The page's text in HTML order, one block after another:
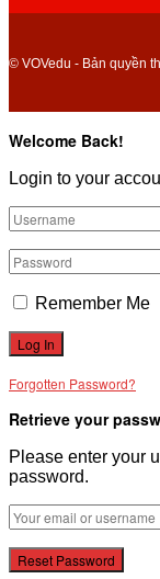
© VOVedu - Bản quyền
Welcome Back!
Login to your
Remember Me
Forgotten Password?
Retrieve your
Please enter your
password.